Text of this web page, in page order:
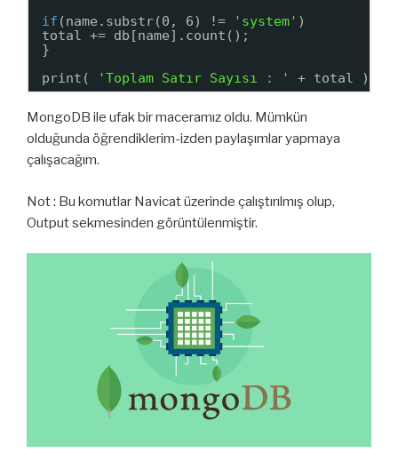
if (name.substr(0, 6) != 'system' )
total += db[name].count();
}
print(
'Toplam Satır Sayısı : ' + total )
MongoDB ile ufak bir maceramız oldu. Mümkün
olduğunda öğrendiklerim-izden paylaşımlar yapmaya
çalışacağım.
Not : Bu komutlar Navicat üzerinde çalıştırılmış olup,
Output sekmesinden görüntülenmiştir.